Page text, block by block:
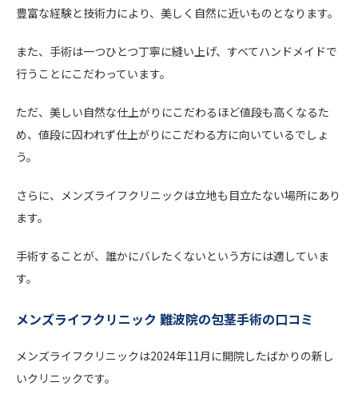
豊富な経験と技術力により、美しく自然に近いものとなります。
また、手術は一つひとつ丁寧に縫い上げ、すべてハンドメイドで
行うことにこだわっています。
ただ、美しい自然な仕上がりにこだわるほど値段も高くなるた
め、値段に囚われず仕上がりにこだわる方に向いているでしょ
う。
さらに、メンズライフクリニックは立地も目立たない場所にあり
ます。
手術することが、誰かにバレたくないという方には適していま
す。
メンズライフクリニック 難波院の包茎手術の口コミ
メンズライフクリニックは2024年11月に開院したばかりの新し
いクリニックです。